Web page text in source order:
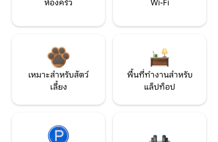
ห้องครัว Wi-Fi
เหมาะสำหรับสัตว์
เลี้ยง
พื้นที่ทำงานสำหรับ
แล็ปท็อป